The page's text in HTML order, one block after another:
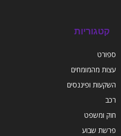
קטגוריות
ספורט
עצות מהמומחים
השקעות ופיננסים
רכב
חוק ומשפט
פרשת שבוע